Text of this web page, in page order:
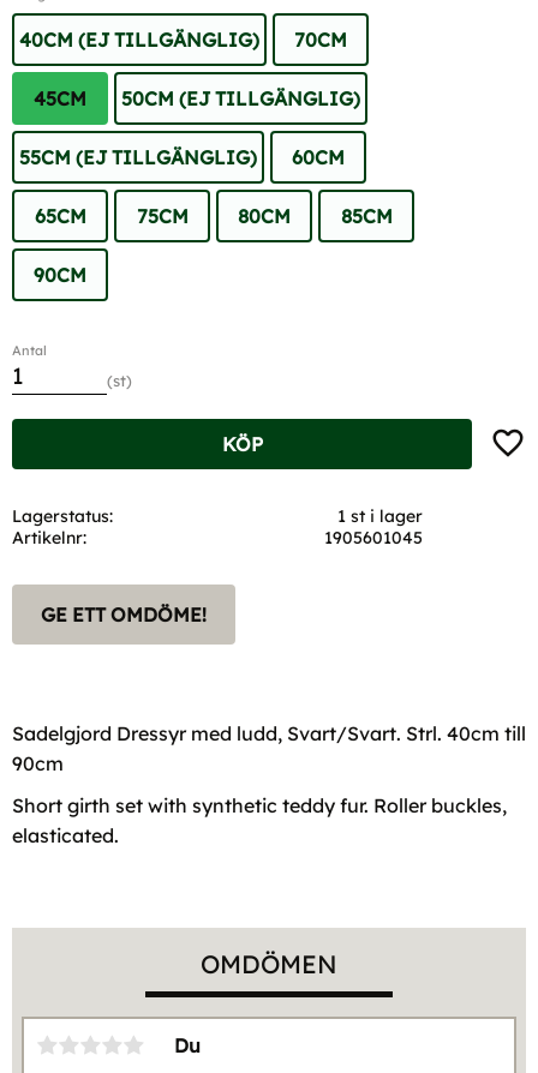
40CM (EJ TILLGÄNGLIG) 70CM
45CM 50CM (EJ TILLGÄNGLIG)
55CM (EJ TILLGÄNGLIG) 60CM
65CM 75CM 80CM 85CM
90CM
Antal
st
KÖP
Lagerstatus
1 st i lager
Artikelnr
1905601045
GE ETT OMDÖME!
Sadelgjord Dressyr med ludd, Svart/Svart. Strl. 40cm till
90cm
Short girth set with synthetic teddy fur. Roller buckles,
elasticated.
OMDÖMEN
Du